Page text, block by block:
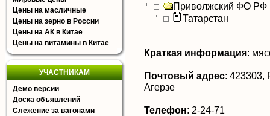
Цены на масличные
Цены на зерно в России
Цены на АК в Китае
Цены на витамины в Китае
УЧАСТНИКАМ
Демо версии
Доска объявлений
Слежение за вагонами
Приволжский ФО РФ
Татарстан
Краткая информация:
Почтовый адрес: 423303,
Агерзе
Телефон: 2-24-71